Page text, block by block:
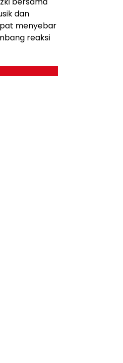
dan
menyebar
reaksi